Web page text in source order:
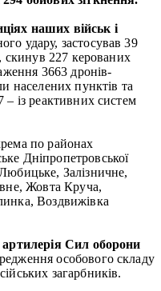
наших військ і
удару, застосував 39
скинув 227 керованих
3663 дронів-
населених пунктів та
– із реактивних систем
по районах
Дніпропетровської
Залізничне,
Жовта Круча,
Воздвижівка
артилерія Сил оборони
особового складу
загарбників.